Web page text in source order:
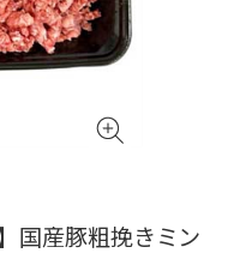
国産豚粗挽きミン